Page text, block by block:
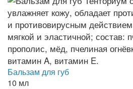
Бальзам для губ
10 мл